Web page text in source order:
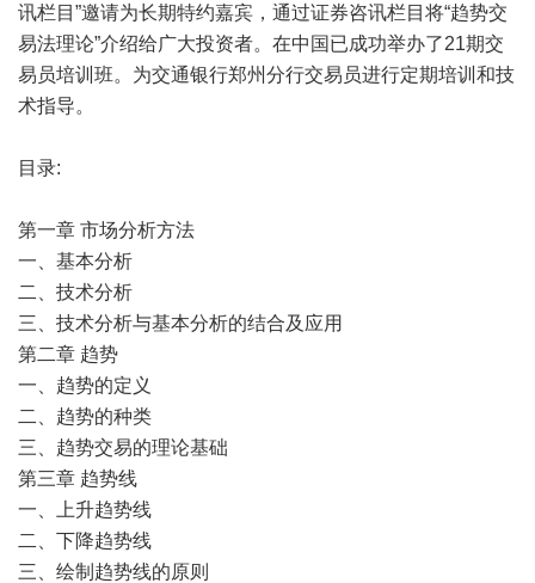
讯栏目”邀请为长期特约嘉宾，通过证券咨讯栏目将“趋势交
易法理论”介绍给广大投资者。在中国已成功举办了21期交
易员培训班。为交通银行郑州分行交易员进行定期培训和技
术指导。
目录:
第一章 市场分析方法
一、基本分析
二、技术分析
三、技术分析与基本分析的结合及应用
第二章 趋势
一、趋势的定义
二、趋势的种类
三、趋势交易的理论基础
第三章 趋势线
一、上升趋势线
二、下降趋势线
三、绘制趋势线的原则